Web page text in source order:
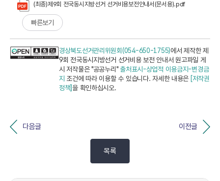
(최종)제9회 전국동시지방선거 선거비용보전안내서(문서용).pdf
빠른보기
경상북도선거관리위원회(054-650-1755)에서 제작한 제
9회 전국동시지방선거 선거비용 보전 안내서 원고파일 게
시 저작물은 "공공누리" 출처표시-상업적 이용금지-변경금
지 조건에 따라 이용할 수 있습니다. 자세한 내용은 [저작권
정책]을 확인하십시오.
다음글 이전글
목록